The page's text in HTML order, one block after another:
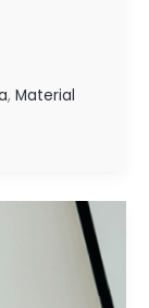
, Material